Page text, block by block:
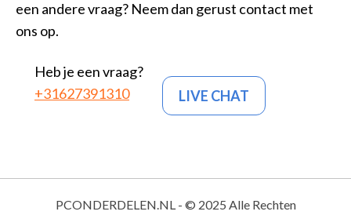
een andere vraag? Neem dan gerust contact met
ons op.
Heb je een vraag?
+31627391310
LIVE CHAT
PCONDERDELEN.NL - © 2025 Alle Rechten